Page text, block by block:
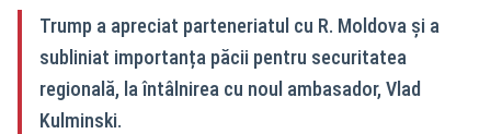
Trump a apreciat parteneriatul cu R. Moldova și a
subliniat importanța păcii pentru securitatea
regională, la întâlnirea cu noul ambasador, Vlad
Kulminski.